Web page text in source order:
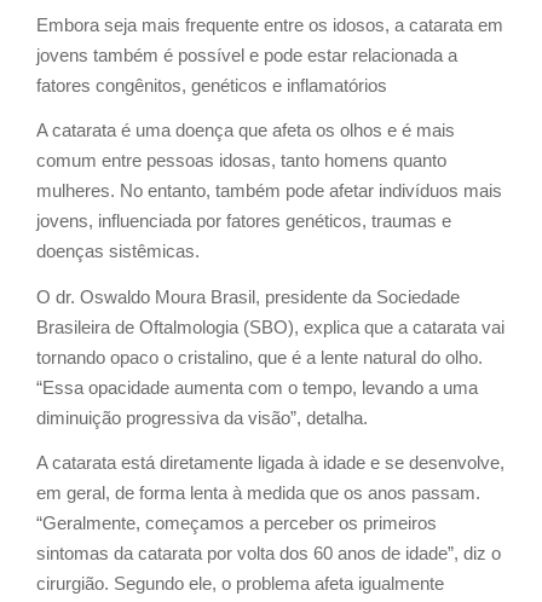
Embora seja mais frequente entre os idosos, a catarata em
jovens também é possível e pode estar relacionada a
fatores congênitos, genéticos e inflamatórios
A catarata é uma doença que afeta os olhos e é mais
comum entre pessoas idosas, tanto homens quanto
mulheres. No entanto, também pode afetar indivíduos mais
jovens, influenciada por fatores genéticos, traumas e
doenças sistêmicas.
O dr. Oswaldo Moura Brasil, presidente da Sociedade
Brasileira de Oftalmologia (SBO), explica que a catarata vai
tornando opaco o cristalino, que é a lente natural do olho.
“Essa opacidade aumenta com o tempo, levando a uma
diminuição progressiva da visão”, detalha.
A catarata está diretamente ligada à idade e se desenvolve,
em geral, de forma lenta à medida que os anos passam.
“Geralmente, começamos a perceber os primeiros
sintomas da catarata por volta dos 60 anos de idade”, diz o
cirurgião. Segundo ele, o problema afeta igualmente